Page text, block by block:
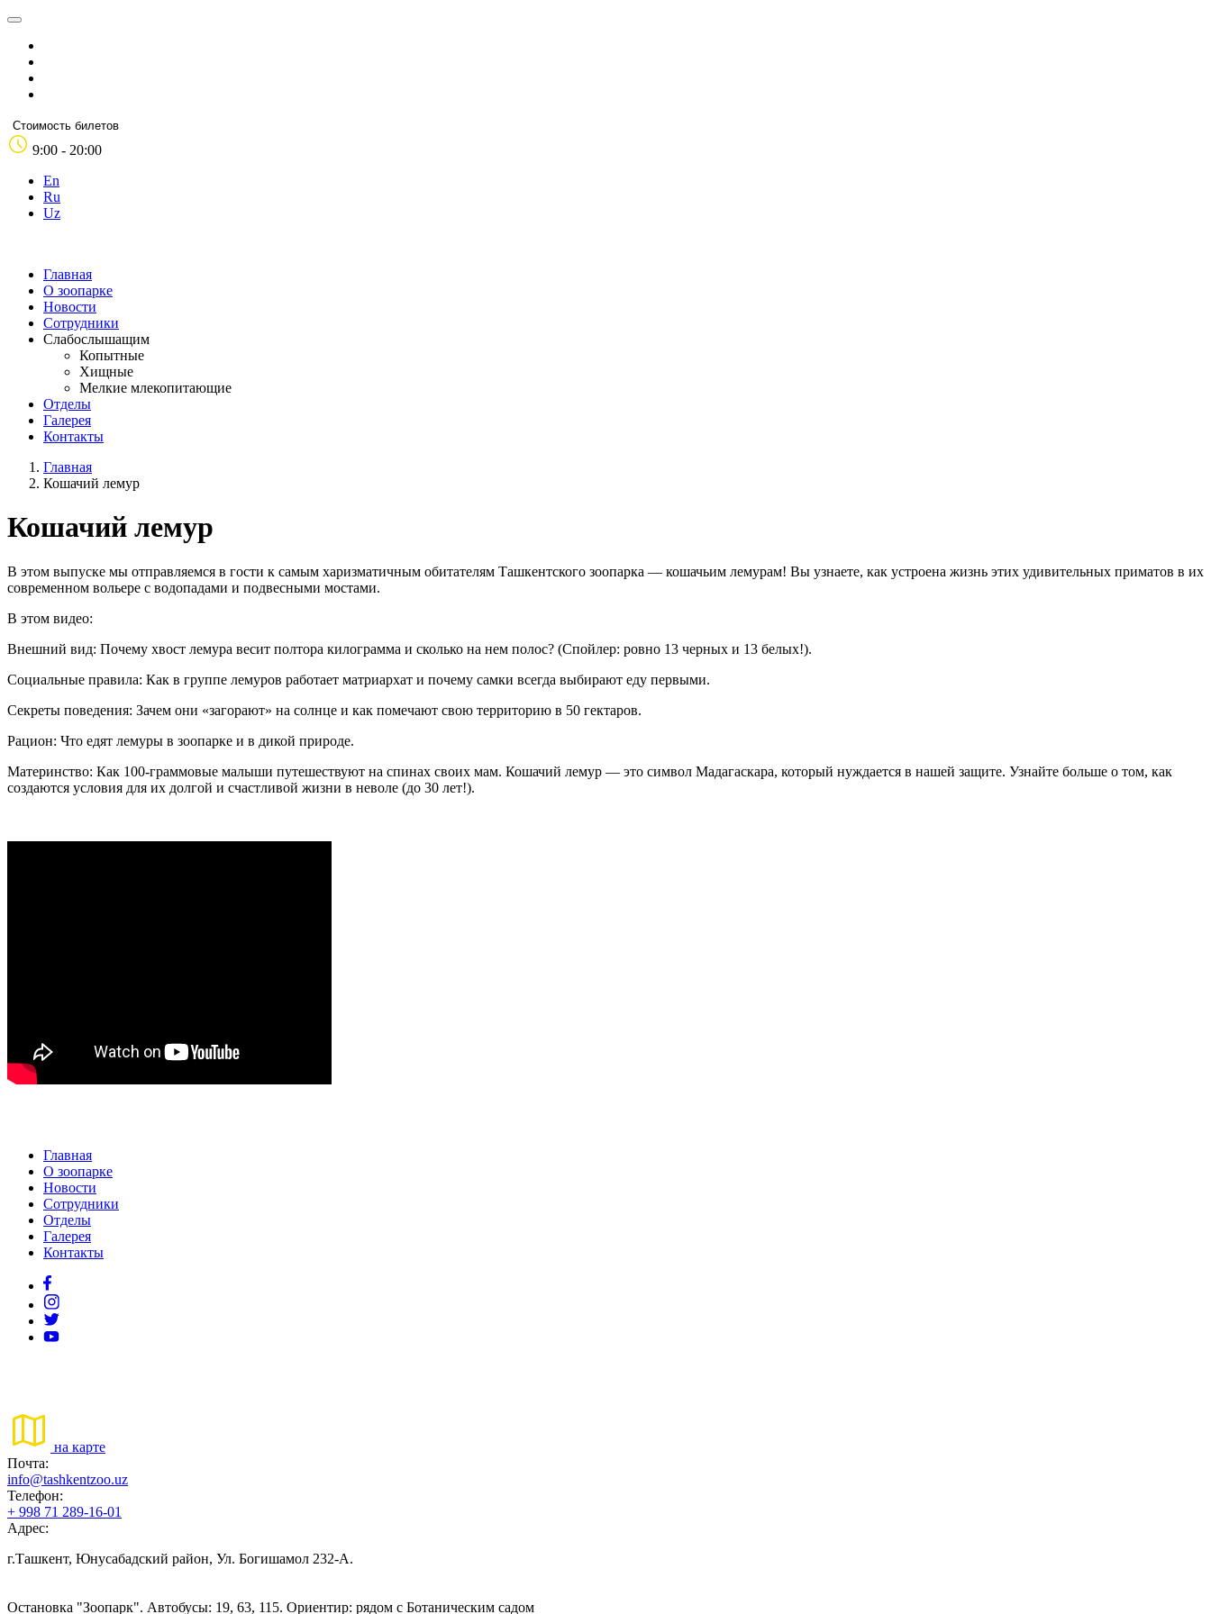
Стоимость билетов
9:00 - 20:00
En
Ru
Uz
Главная
О зоопарке
Новости
Сотрудники
Слабослышащим
Копытные
Хищные
Мелкие млекопитающие
Отделы
Галерея
Контакты
Главная
Кошачий лемур
Кошачий лемур
В этом выпуске мы отправляемся в гости к самым харизматичным обитателям Ташкентского зоопарка — кошачьим лемурам! Вы узнаете, как устроена жизнь этих удивительных приматов в их
современном вольере с водопадами и подвесными мостами.
В этом видео:
Внешний вид: Почему хвост лемура весит полтора килограмма и сколько на нем полос? (Спойлер: ровно 13 черных и 13 белых!).
Социальные правила: Как в группе лемуров работает матриархат и почему самки всегда выбирают еду первыми.
Секреты поведения: Зачем они «загорают» на солнце и как помечают свою территорию в 50 гектаров.
Рацион: Что едят лемуры в зоопарке и в дикой природе.
Материнство: Как 100-граммовые малыши путешествуют на спинах своих мам. Кошачий лемур — это символ Мадагаскара, который нуждается в нашей защите. Узнайте больше о том, как
создаются условия для их долгой и счастливой жизни в неволе (до 30 лет!).
Главная
О зоопарке
Новости
Сотрудники
Отделы
Галерея
Контакты
на карте
Почта:
info@tashkentzoo.uz
Телефон:
+ 998 71 289-16-01
Адрес:
г.Ташкент, Юнусабадский район, Ул. Богишамол 232-А.
Остановка "Зоопарк". Автобусы: 19, 63, 115. Ориентир: рядом с Ботаническим садом